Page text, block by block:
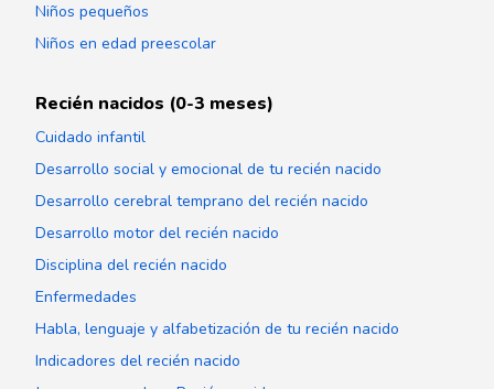
Niños pequeños
Niños en edad preescolar
Recién nacidos (0-3 meses)
Cuidado infantil
Desarrollo social y emocional de tu recién nacido
Desarrollo cerebral temprano del recién nacido
Desarrollo motor del recién nacido
Disciplina del recién nacido
Enfermedades
Habla, lenguaje y alfabetización de tu recién nacido
Indicadores del recién nacido